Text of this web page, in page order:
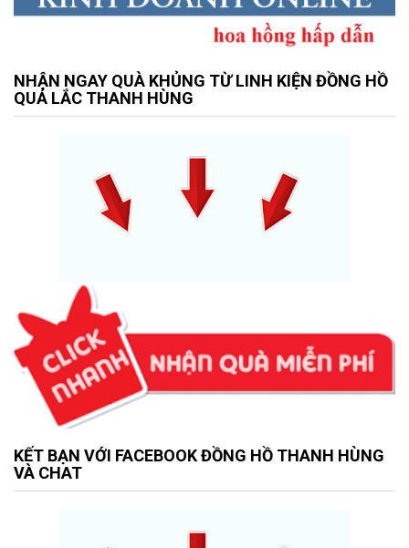
NHẬN NGAY QUÀ KHỦNG TỪ LINH KIỆN ĐỒNG HỒ
QUẢ LẮC THANH HÙNG
KẾT BẠN VỚI FACEBOOK ĐỒNG HỒ THANH HÙNG
VÀ CHAT